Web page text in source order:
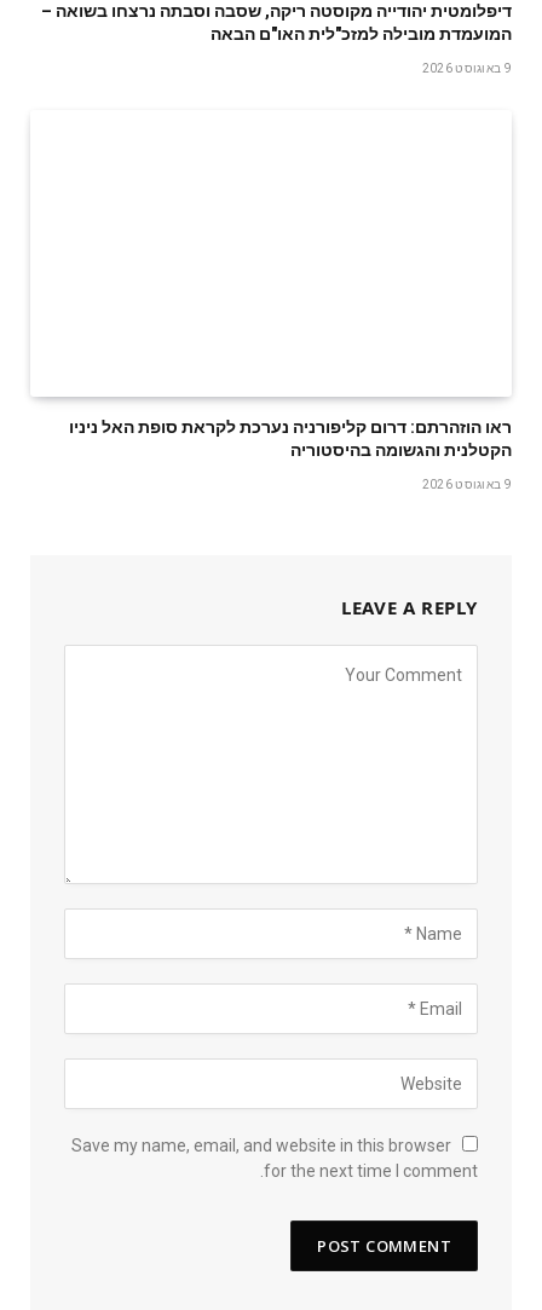
דיפלומטית יהודייה מקוסטה ריקה, שסבה וסבתה נרצחו בשואה –
המועמדת מובילה למזכ"לית האו"ם הבאה
9 באוגוסט 2026
ראו הוזהרתם: דרום קליפורניה נערכת לקראת סופת האל ניניו
הקטלנית והגשומה בהיסטוריה
9 באוגוסט 2026
LEAVE A REPLY
Save my name, email, and website in this browser
for the next time I comment.